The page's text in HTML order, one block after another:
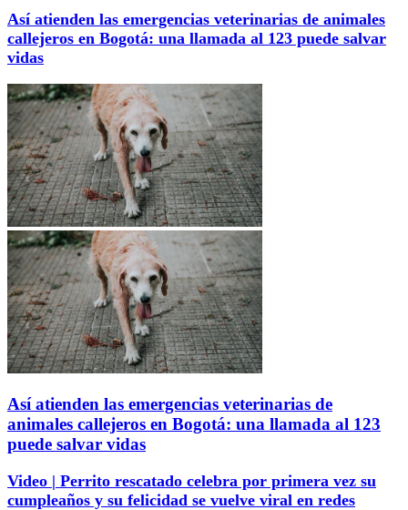
Así atienden las emergencias veterinarias de animales
callejeros en Bogotá: una llamada al 123 puede salvar
vidas
Así atienden las emergencias veterinarias de
animales callejeros en Bogotá: una llamada al 123
puede salvar vidas
Video | Perrito rescatado celebra por primera vez su
cumpleaños y su felicidad se vuelve viral en redes